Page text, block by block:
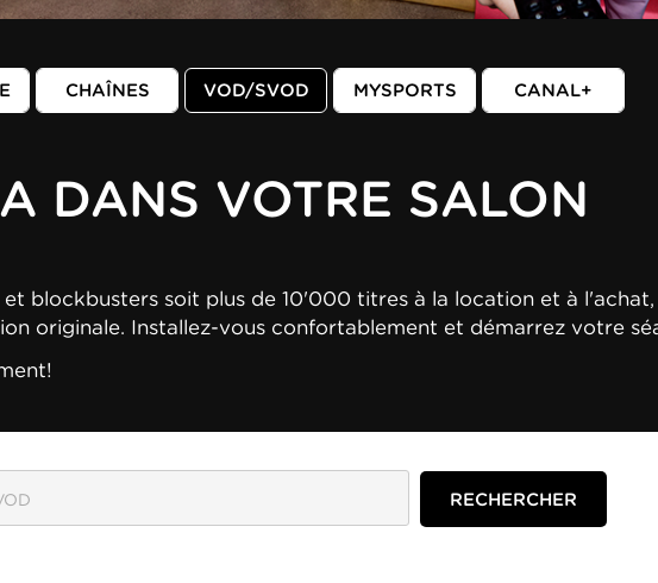
CHAÎNES VOD/SVOD MYSPORTS CANAL+
DANS VOTRE SALON
blockbusters soit plus de 10'000 titres à la location et à
originale. Installez-vous confortablement et démarrez votre